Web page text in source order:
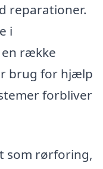
reparationer.
i
række
brug for hjælp
forbliver
som rørforing,